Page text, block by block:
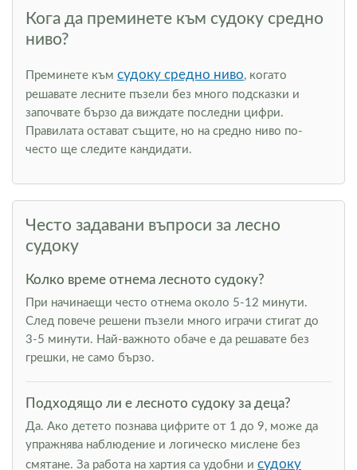
Кога да преминете към судоку средно
ниво?
Преминете към судоку средно ниво, когато
решавате лесните пъзели без много подсказки и
започвате бързо да виждате последни цифри.
Правилата остават същите, но на средно ниво по-
често ще следите кандидати.
Често задавани въпроси за лесно
судоку
Колко време отнема лесното судоку?
При начинаещи често отнема около 5-12 минути.
След повече решени пъзели много играчи стигат до
3-5 минути. Най-важното обаче е да решавате без
грешки, не само бързо.
Подходящо ли е лесното судоку за деца?
Да. Ако детето познава цифрите от 1 до 9, може да
упражнява наблюдение и логическо мислене без
смятане. За работа на хартия са удобни и судоку